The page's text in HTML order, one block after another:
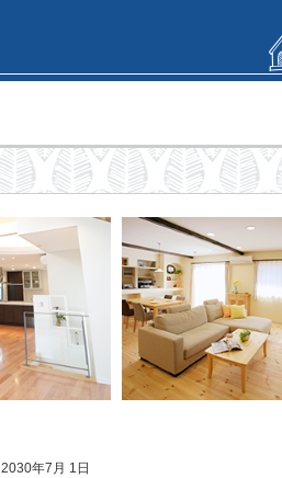
2030年7月 1日